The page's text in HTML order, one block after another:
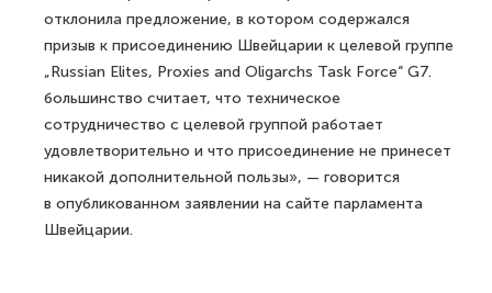
отклонила предложение, в котором содержался
призыв к присоединению Швейцарии к целевой группе
„Russian Elites, Proxies and Oligarchs Task Force“ G7.
большинство считает, что техническое
сотрудничество с целевой группой работает
удовлетворительно и что присоединение не принесет
никакой дополнительной пользы», — говорится
в опубликованном заявлении на сайте парламента
Швейцарии.